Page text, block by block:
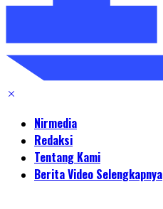
Nirmedia
Redaksi
Tentang Kami
Berita Video Selengkapnya